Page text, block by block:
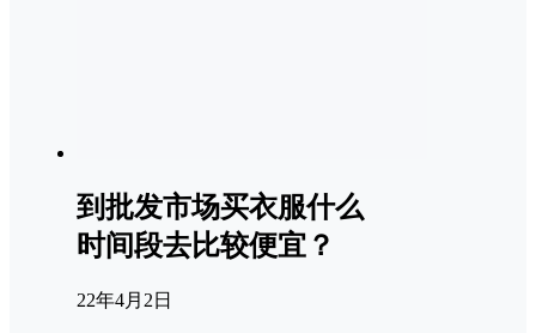
到批发市场买衣服什么
时间段去比较便宜？
22年4月2日